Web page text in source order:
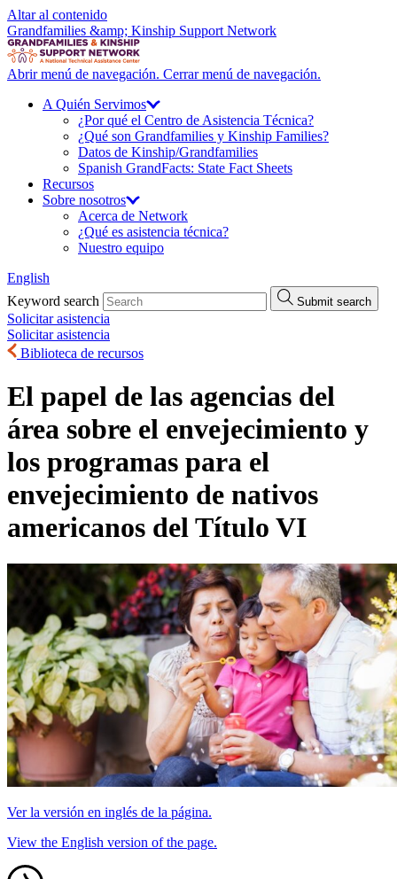
Altar al contenido
Grandfamilies &amp; Kinship Support Network
Abrir menú de navegación. Cerrar menú de navegación.
A Quién Servimos
¿Por qué el Centro de Asistencia Técnica?
¿Qué son Grandfamilies y Kinship Families?
Datos de Kinship/Grandfamilies
Spanish GrandFacts: State Fact Sheets
Recursos
Sobre nosotros
Acerca de Network
¿Qué es asistencia técnica?
Nuestro equipo
English
Keyword search
Submit search
Solicitar asistencia
Solicitar asistencia
Biblioteca de recursos
El papel de las agencias del
área sobre el envejecimiento y
los programas para el
envejecimiento de nativos
americanos del Título VI
Ver la versión en inglés de la página.
View the English version of the page.